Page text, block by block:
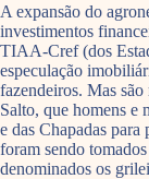
A expansão do
investimentos
TIAA-Cref (dos
especulação
fazendeiros. Mas
Salto, que homens e
e das Chapadas
foram sendo
denominados os